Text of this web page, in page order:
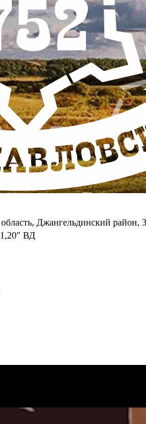
область, Джангельдинский
ВД